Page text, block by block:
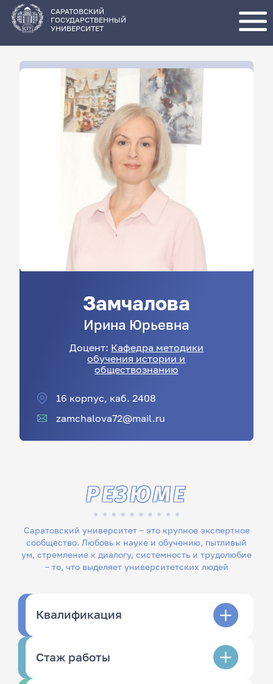
основному
содержанию
САРАТОВСКИЙ
ГОСУДАРСТВЕННЫЙ
УНИВЕРСИТЕТ
Замчалова
Ирина Юрьевна
Доцент: Кафедра методики
обучения истории и
обществознанию
16 корпус, каб. 2408
zamchalova72@mail.ru
Саратовский университет – это крупное экспертное
сообщество. Любовь к науке и обучению, пытливый
ум, стремление к диалогу, системность и трудолюбие
– то, что выделяет университетских людей
РЕЗЮМЕ
Квалификация
Стаж работы